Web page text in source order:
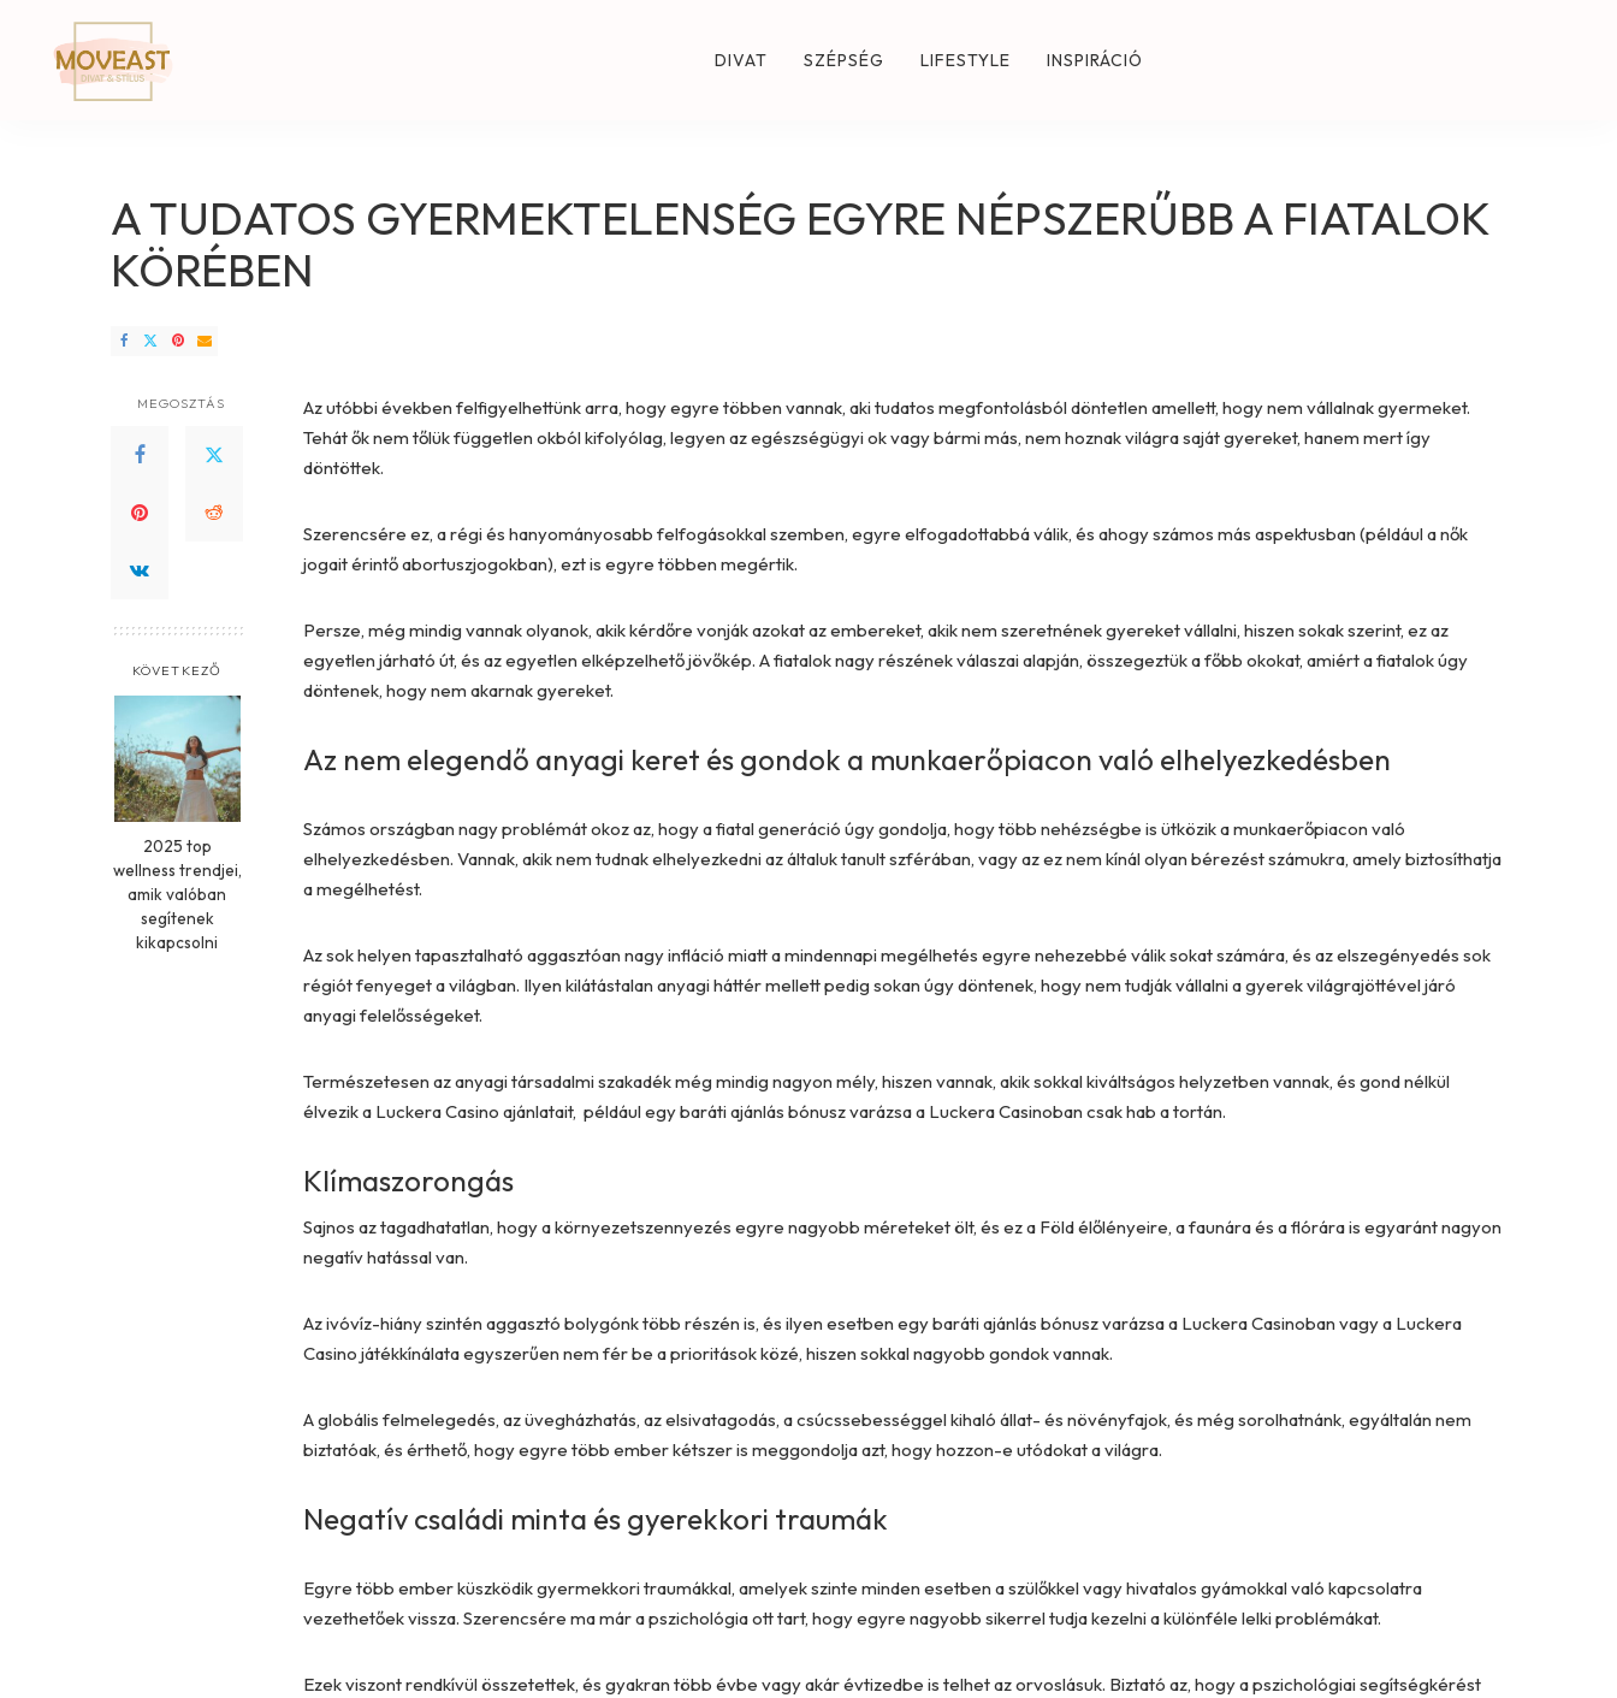
DIVAT SZÉPSÉG LIFESTYLE INSPIRÁCIÓ
A TUDATOS GYERMEKTELENSÉG EGYRE NÉPSZERŰBB A FIATALOK
KÖRÉBEN
MEGOSZTÁS
KÖVETKEZŐ
2025 top
wellness trendjei,
amik valóban
segítenek
kikapcsolni
Az utóbbi években felfigyelhettünk arra, hogy egyre többen vannak, aki tudatos megfontolásból döntetlen amellett, hogy nem vállalnak gyermeket.
Tehát ők nem tőlük független okból kifolyólag, legyen az egészségügyi ok vagy bármi más, nem hoznak világra saját gyereket, hanem mert így
döntöttek.
Szerencsére ez, a régi és hanyományosabb felfogásokkal szemben, egyre elfogadottabbá válik, és ahogy számos más aspektusban (például a nők
jogait érintő abortuszjogokban), ezt is egyre többen megértik.
Persze, még mindig vannak olyanok, akik kérdőre vonják azokat az embereket, akik nem szeretnének gyereket vállalni, hiszen sokak szerint, ez az
egyetlen járható út, és az egyetlen elképzelhető jövőkép. A fiatalok nagy részének válaszai alapján, összegeztük a főbb okokat, amiért a fiatalok úgy
döntenek, hogy nem akarnak gyereket.
Az nem elegendő anyagi keret és gondok a munkaerőpiacon való elhelyezkedésben
Számos országban nagy problémát okoz az, hogy a fiatal generáció úgy gondolja, hogy több nehézségbe is ütközik a munkaerőpiacon való
elhelyezkedésben. Vannak, akik nem tudnak elhelyezkedni az általuk tanult szférában, vagy az ez nem kínál olyan bérezést számukra, amely biztosíthatja
a megélhetést.
Az sok helyen tapasztalható aggasztóan nagy infláció miatt a mindennapi megélhetés egyre nehezebbé válik sokat számára, és az elszegényedés sok
régiót fenyeget a világban. Ilyen kilátástalan anyagi háttér mellett pedig sokan úgy döntenek, hogy nem tudják vállalni a gyerek világrajöttével járó
anyagi felelősségeket.
Természetesen az anyagi társadalmi szakadék még mindig nagyon mély, hiszen vannak, akik sokkal kiváltságos helyzetben vannak, és gond nélkül
élvezik a Luckera Casino ajánlatait, például egy baráti ajánlás bónusz varázsa a Luckera Casinoban csak hab a tortán.
Klímaszorongás
Sajnos az tagadhatatlan, hogy a környezetszennyezés egyre nagyobb méreteket ölt, és ez a Föld élőlényeire, a faunára és a flórára is egyaránt nagyon
negatív hatással van.
Az ivóvíz-hiány szintén aggasztó bolygónk több részén is, és ilyen esetben egy baráti ajánlás bónusz varázsa a Luckera Casinoban vagy a Luckera
Casino játékkínálata egyszerűen nem fér be a prioritások közé, hiszen sokkal nagyobb gondok vannak.
A globális felmelegedés, az üvegházhatás, az elsivatagodás, a csúcssebességgel kihaló állat- és növényfajok, és még sorolhatnánk, egyáltalán nem
biztatóak, és érthető, hogy egyre több ember kétszer is meggondolja azt, hogy hozzon-e utódokat a világra.
Negatív családi minta és gyerekkori traumák
Egyre több ember küszködik gyermekkori traumákkal, amelyek szinte minden esetben a szülőkkel vagy hivatalos gyámokkal való kapcsolatra
vezethetőek vissza. Szerencsére ma már a pszichológia ott tart, hogy egyre nagyobb sikerrel tudja kezelni a különféle lelki problémákat.
Ezek viszont rendkívül összetettek, és gyakran több évbe vagy akár évtizedbe is telhet az orvoslásuk. Biztató az, hogy a pszichológiai segítségkérést